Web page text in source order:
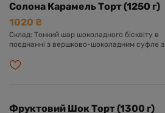
Солона Карамель Торт (1250 г)
1020 ₴
Склад: Тонкий шар шоколадного бісквіту в
поєднанні з вершково-шоколадним суфле з
карамелізованого фундука. Прикрашений
Фруктовий Шок Торт (1300 г)